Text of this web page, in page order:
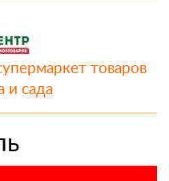
товаров
и сада